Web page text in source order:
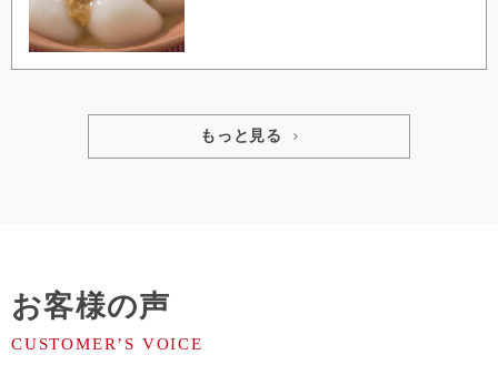
もっと見る
お客様の声